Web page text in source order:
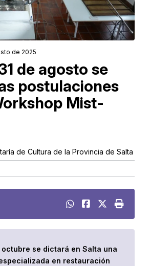
de 2025
de agosto se
postulaciones
Mist-
de Cultura de la Provincia de Salta
octubre se dictará en Salta una
en restauración